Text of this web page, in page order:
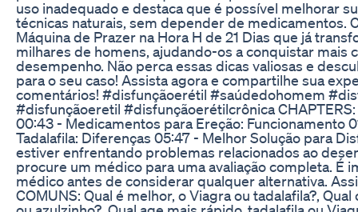
uso inadequado e destaca que é possível melhorar
técnicas naturais, sem depender de medicamentos.
Máquina de Prazer na Hora H de 21 Dias que já
milhares de homens, ajudando-os a conquistar mais
desempenho. Não perca essas dicas valiosas e
para o seu caso! Assista agora e compartilhe sua
comentários! #disfunçãoerétil #saúdedohomem
#disfunçãoeretil #disfunçãoerétilcrônica
00:43 - Medicamentos para Ereção: Funcionamento
Tadalafila: Diferenças 05:47 - Melhor Solução para
estiver enfrentando problemas relacionados ao
procure um médico para uma avaliação completa. É
médico antes de considerar qualquer alternativa.
COMUNS: Qual é melhor, o Viagra ou tadalafila?,